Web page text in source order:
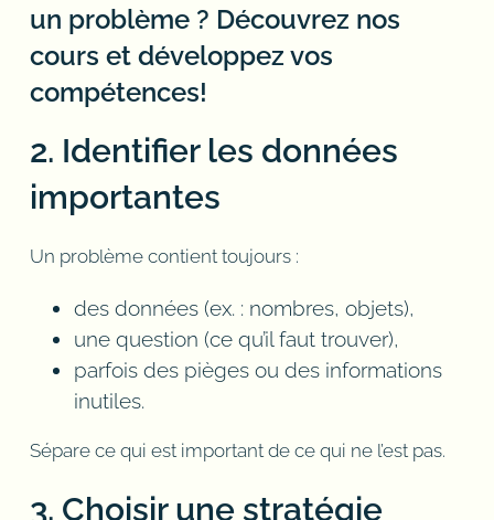
un problème ? Découvrez nos
cours et développez vos
compétences!
2. Identifier les données
importantes
Un problème contient toujours :
des données (ex. : nombres, objets),
une question (ce qu’il faut trouver),
parfois des pièges ou des informations
inutiles.
Sépare ce qui est important de ce qui ne l’est pas.
3. Choisir une stratégie